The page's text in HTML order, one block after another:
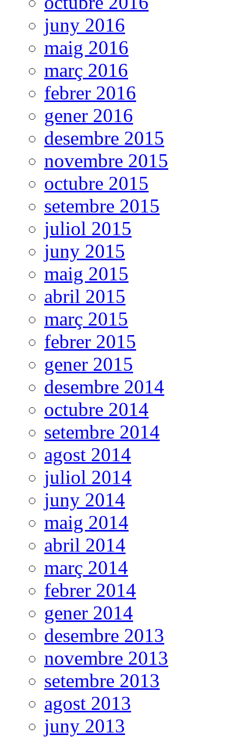
juny 2016
maig 2016
març 2016
febrer 2016
gener 2016
desembre 2015
novembre 2015
octubre 2015
setembre 2015
juliol 2015
juny 2015
maig 2015
abril 2015
març 2015
febrer 2015
gener 2015
desembre 2014
octubre 2014
setembre 2014
agost 2014
juliol 2014
juny 2014
maig 2014
abril 2014
març 2014
febrer 2014
gener 2014
desembre 2013
novembre 2013
setembre 2013
agost 2013
juny 2013